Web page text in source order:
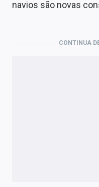
navios são novas
CONTINUA